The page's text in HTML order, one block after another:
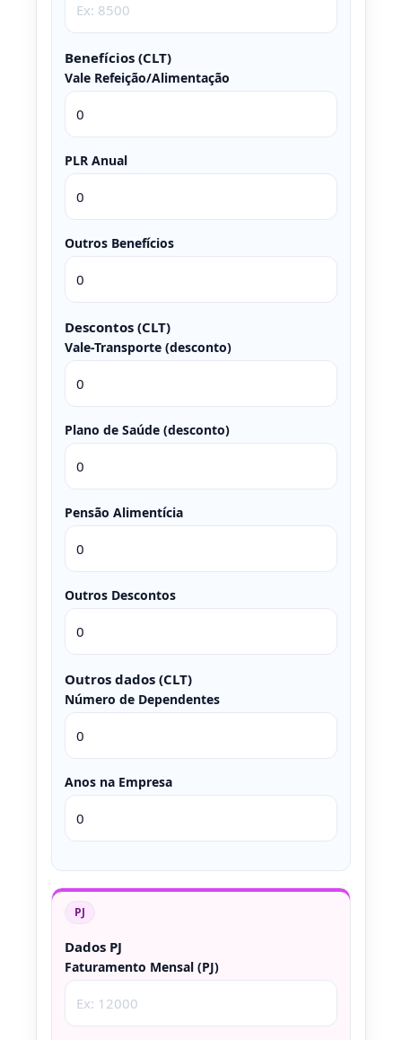
Benefícios (CLT)
Vale Refeição/Alimentação
PLR Anual
Outros Benefícios
Descontos (CLT)
Vale-Transporte (desconto)
Plano de Saúde (desconto)
Pensão Alimentícia
Outros Descontos
Outros dados (CLT)
Número de Dependentes
Anos na Empresa
PJ
Dados PJ
Faturamento Mensal (PJ)